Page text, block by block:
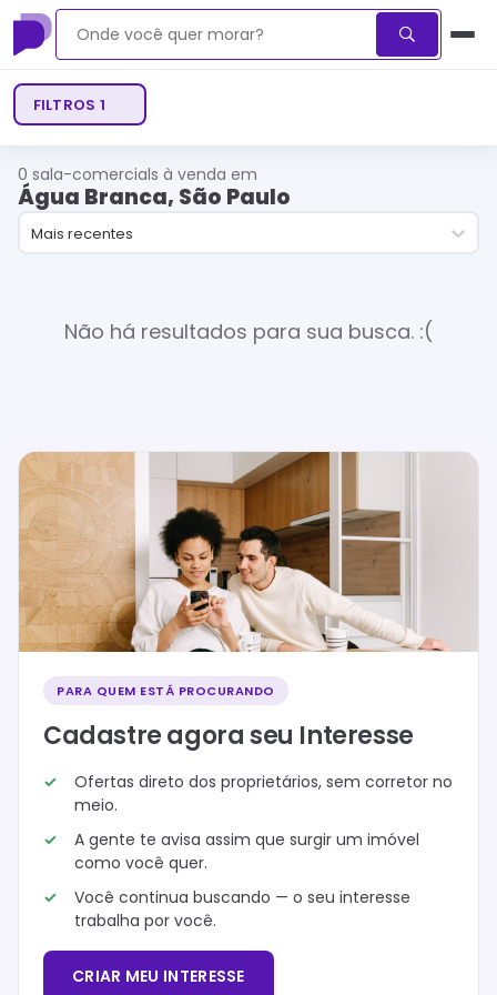
FILTROS 1
0 sala-comercials à venda em
Água Branca, São Paulo
Mais recentes
Não há resultados para sua busca. :(
PARA QUEM ESTÁ PROCURANDO
Cadastre agora seu Interesse
Ofertas direto dos proprietários, sem corretor no
meio.
A gente te avisa assim que surgir um imóvel
como você quer.
Você continua buscando — o seu interesse
trabalha por você.
CRIAR MEU INTERESSE